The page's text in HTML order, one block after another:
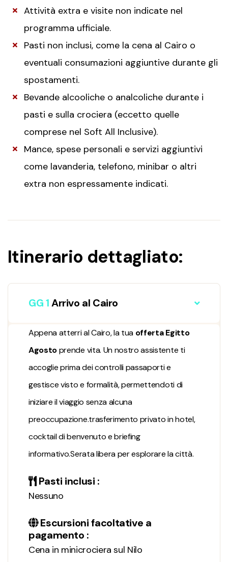
Attività extra e visite non indicate nel
programma ufficiale.
Pasti non inclusi, come la cena al Cairo o
eventuali consumazioni aggiuntive durante gli
spostamenti.
Bevande alcooliche o analcoliche durante i
pasti e sulla crociera (eccetto quelle
comprese nel Soft All Inclusive).
Mance, spese personali e servizi aggiuntivi
come lavanderia, telefono, minibar o altri
extra non espressamente indicati.
Itinerario dettagliato:
GG 1Arrivo al Cairo
Appena atterri al Cairo, la tua offerta Egitto
Agostoprende vita. Un nostro assistente ti
accoglie prima dei controlli passaporti e
gestisce visto e formalità, permettendoti di
iniziare il viaggio senza alcuna
preoccupazione.trasferimento privato in hotel,
cocktail di benvenuto e briefing
informativo.Serata libera per esplorare la città.
Pasti inclusi :
Nessuno
Escursioni facoltative a
pagamento :
Cena in minicrociera sul Nilo